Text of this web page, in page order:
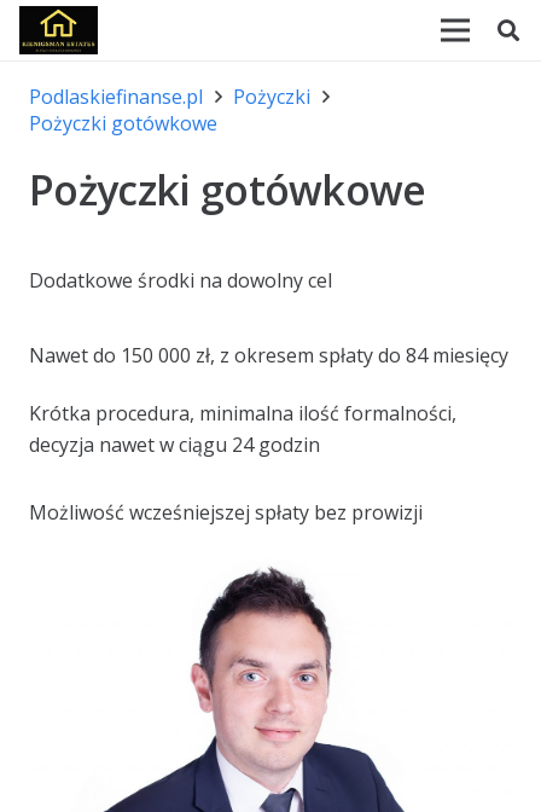
Podlaskiefinanse.pl
Pożyczki
Pożyczki gotówkowe
Pożyczki gotówkowe
Dodatkowe środki na dowolny cel
Nawet do 150 000 zł, z okresem spłaty do 84 miesięcy
Krótka procedura, minimalna ilość formalności,
decyzja nawet w ciągu 24 godzin
Możliwość wcześniejszej spłaty bez prowizji